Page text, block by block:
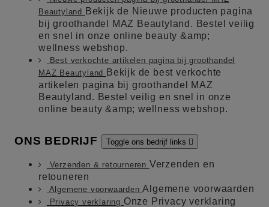
Beautyland Bekijk de Nieuwe producten pagina
bij groothandel MAZ Beautyland. Bestel veilig
en snel in onze online beauty &amp;
wellness webshop.
Best verkochte artikelen pagina bij groothandel
MAZ Beautyland Bekijk de best verkochte
artikelen pagina bij groothandel MAZ
Beautyland. Bestel veilig en snel in onze
online beauty &amp; wellness webshop.
ONS BEDRIJF Toggle ons bedrijf links 
Verzenden & retourneren Verzenden en
retouneren
Algemene voorwaardenAlgemene voorwaarden
Privacy verklaring Onze Privacy verklaring